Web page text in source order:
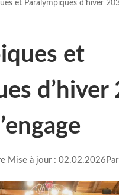
et Paralympiques d’hiver
et
d’hiver
Mise à jour : 02.02.2026